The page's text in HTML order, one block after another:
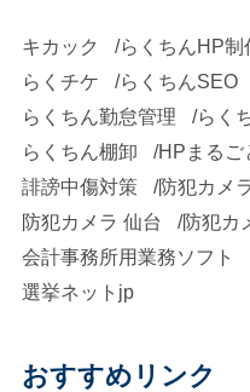
キカック らくちんHP制
らくチケ
らくちんSEO
らくちん勤怠管理
らく
らくちん棚卸
HPまるご
誹謗中傷対策
防犯カメ
防犯カメラ 仙台
防犯カ
会計事務所用業務ソフト
選挙ネットjp
おすすめリンク